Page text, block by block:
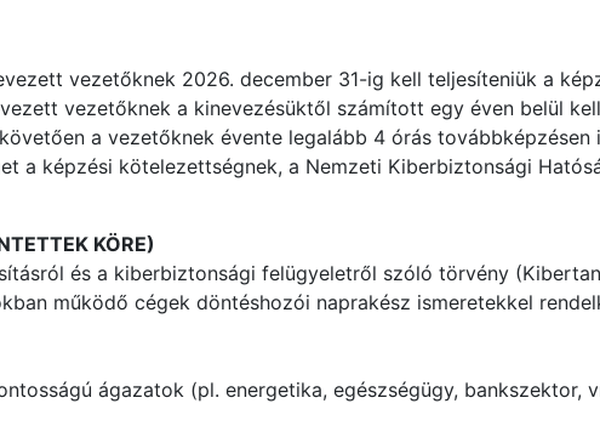
vezetőknek 2026. december 31-ig kell teljesíteniük a
vezetőknek a kinevezésüktől számított egy éven belül
a vezetőknek évente legalább 4 órás továbbképzésen
a képzési kötelezettségnek, a Nemzeti Kiberbiztonsági
KÖRE)
és a kiberbiztonsági felügyeletről szóló törvény
működő cégek döntéshozói naprakész ismeretekkel
ágazatok (pl. energetika, egészségügy, bankszektor,